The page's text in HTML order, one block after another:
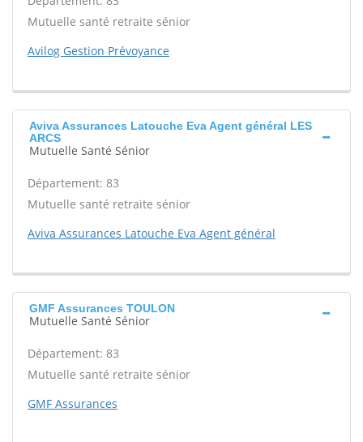
Mutuelle santé retraite sénior
Avilog Gestion Prévoyance
Aviva Assurances Latouche Eva Agent général LES
ARCS
Mutuelle Santé Sénior
Département: 83
Mutuelle santé retraite sénior
Aviva Assurances Latouche Eva Agent général
GMF Assurances TOULON
Mutuelle Santé Sénior
Département: 83
Mutuelle santé retraite sénior
GMF Assurances